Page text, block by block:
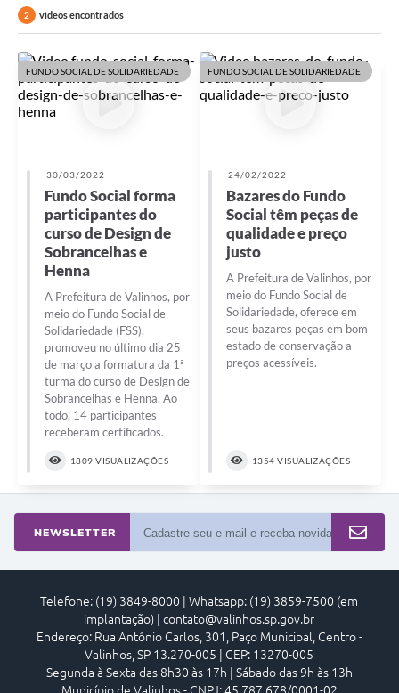
Transparência
Notícias
Contratação de estagiário - estudante de Direito -
Contratos
Galeria de Fotos
Audiências Públicas
Arquivos para Download
Carta de Serviços
Turismo
Obras
Galeria de Vídeos
Conselhos Municipais
Serviços Online
Telefones Úteis
2 vídeos encontrados
FUNDO SOCIAL DE SOLIDARIEDADE
30/03/2022
Fundo Social forma
participantes do
curso de Design de
Sobrancelhas e
Henna
A Prefeitura de Valinhos, por
meio do Fundo Social de
Solidariedade (FSS),
promoveu no último dia 25
de março a formatura da 1ª
turma do curso de Design de
Sobrancelhas e Henna. Ao
todo, 14 participantes
receberam certificados.
1809 VISUALIZAÇÕES
FUNDO SOCIAL DE SOLIDARIEDADE
24/02/2022
Bazares do Fundo
Social têm peças de
qualidade e preço
justo
A Prefeitura de Valinhos, por
meio do Fundo Social de
Solidariedade, oferece em
seus bazares peças em bom
estado de conservação a
preços acessíveis.
1354 VISUALIZAÇÕES
NEWSLETTER
Telefone: (19) 3849-8000 | Whatsapp: (19) 3859-7500 (em
implantação) | contato@valinhos.sp.gov.br
Endereço: Rua Antônio Carlos, 301, Paço Municipal, Centro -
Valinhos, SP 13.270-005 | CEP: 13270-005
Segunda à Sexta das 8h30 às 17h | Sábado das 9h às 13h